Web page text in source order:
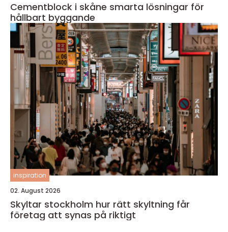
Cementblock i skåne smarta lösningar för
hållbart byggande
inspiration
02. August 2026
Skyltar stockholm hur rätt skyltning får
företag att synas på riktigt